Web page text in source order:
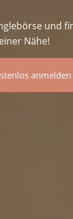
und
Nähe!
anmelden